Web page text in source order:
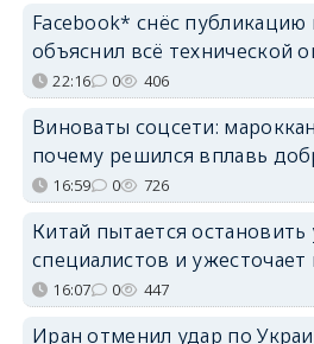
Facebook* снёс
объяснил всё технической
22:16 0 406
Виноваты соцсети:
почему решился вплавь
16:59 0 726
Китай пытается остановить
специалистов и
16:07 0 447
Иран отменил удар по